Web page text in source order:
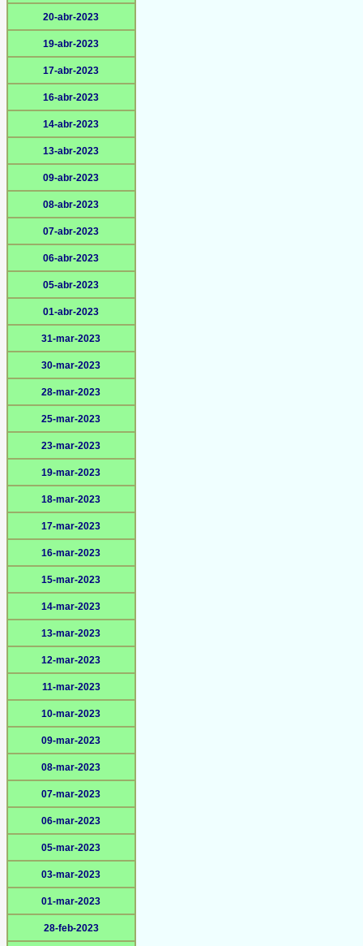
20-abr-2023
19-abr-2023
17-abr-2023
16-abr-2023
14-abr-2023
13-abr-2023
09-abr-2023
08-abr-2023
07-abr-2023
06-abr-2023
05-abr-2023
01-abr-2023
31-mar-2023
30-mar-2023
28-mar-2023
25-mar-2023
23-mar-2023
19-mar-2023
18-mar-2023
17-mar-2023
16-mar-2023
15-mar-2023
14-mar-2023
13-mar-2023
12-mar-2023
11-mar-2023
10-mar-2023
09-mar-2023
08-mar-2023
07-mar-2023
06-mar-2023
05-mar-2023
03-mar-2023
01-mar-2023
28-feb-2023